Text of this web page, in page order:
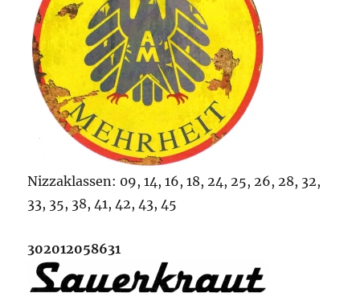
Nizzaklassen: 09, 14, 16, 18, 24, 25, 26, 28, 32,
33, 35, 38, 41, 42, 43, 45
302012058631